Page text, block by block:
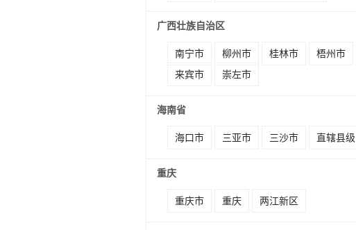
广西壮族自治区
南宁市 柳州市 桂林市 梧州市
来宾市
崇左市
海南省
海口市 三亚市 三沙市 直辖县级
重庆
重庆市 重庆 两江新区